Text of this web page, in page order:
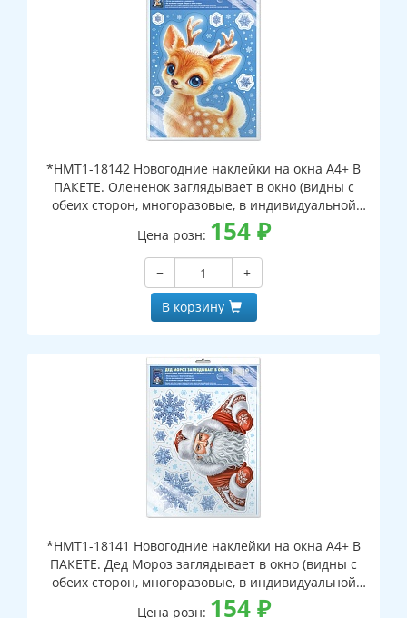
*НМТ1-18142 Новогодние наклейки на окна А4+ В
ПАКЕТЕ. Олененок заглядывает в окно (видны с
обеих сторон, многоразовые, в индивидуальной
упаковке, с европодвесом и клеевым клапаном)
Цена розн: 154₽
−
+
В корзину
*НМТ1-18141 Новогодние наклейки на окна А4+ В
ПАКЕТЕ. Дед Мороз заглядывает в окно (видны с
обеих сторон, многоразовые, в индивидуальной
упаковке, с европодвесом и клеевым клапаном)
Цена розн: 154₽